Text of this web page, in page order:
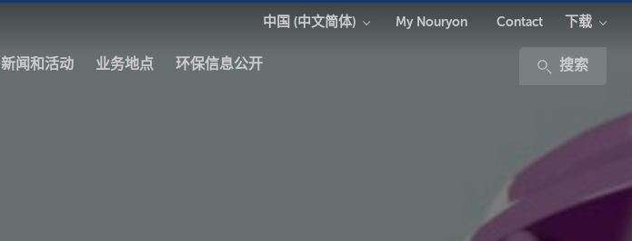
新闻和活动 业务地点 环保信息公开 搜索
中国 (中文简体) My Nouryon Contact 下载